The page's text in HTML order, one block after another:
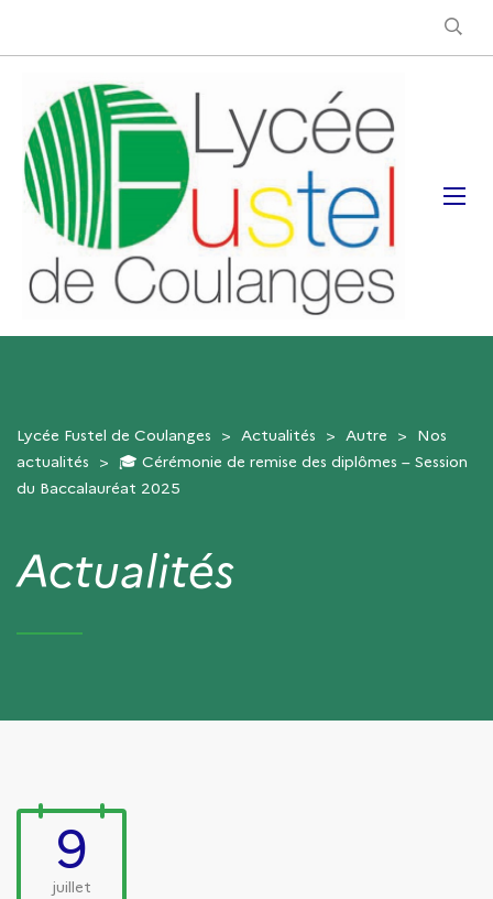
Lycée Fustel de Coulanges > Actualités > Autre >
Nos
actualités
>
🎓 Cérémonie de remise des diplômes – Session
du Baccalauréat 2025
Actualités
9
juillet